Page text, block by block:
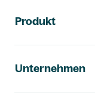
Produkt
Unternehmen